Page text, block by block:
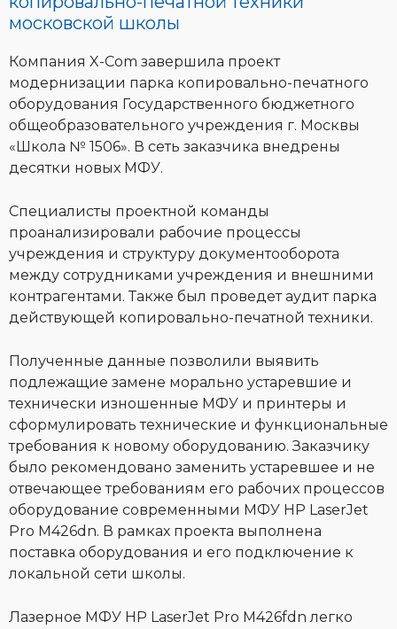
московской школы
Компания X-Com завершила проект
модернизации парка копировально-печатного
оборудования Государственного бюджетного
общеобразовательного учреждения г. Москвы
«Школа № 1506». В сеть заказчика внедрены
десятки новых МФУ.
Специалисты проектной команды
проанализировали рабочие процессы
учреждения и структуру документооборота
между сотрудниками учреждения и внешними
контрагентами. Также был проведет аудит парка
действующей копировально-печатной техники.
Полученные данные позволили выявить
подлежащие замене морально устаревшие и
технически изношенные МФУ и принтеры и
сформулировать технические и функциональные
требования к новому оборудованию. Заказчику
было рекомендовано заменить устаревшее и не
отвечающее требованиям его рабочих процессов
оборудование современными МФУ HP LaserJet
Pro M426dn. В рамках проекта выполнена
поставка оборудования и его подключение к
локальной сети школы.
Лазерное МФУ HP LaserJet Pro M426fdn легко